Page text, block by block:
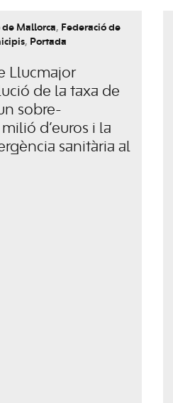
de Mallorca, Federació de
, Portada
Llucmajor
de la taxa de
sobre-
d’euros i la
sanitària al